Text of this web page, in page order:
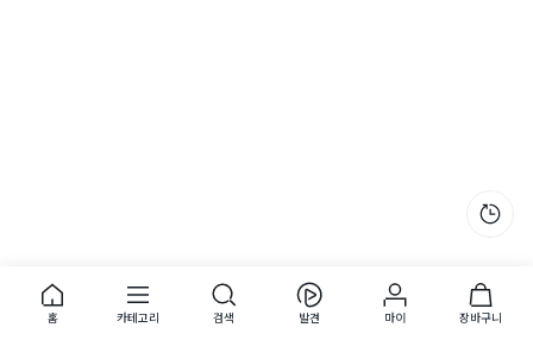
홈 카테고리 검색 발견 마이 장바구니
최근 본